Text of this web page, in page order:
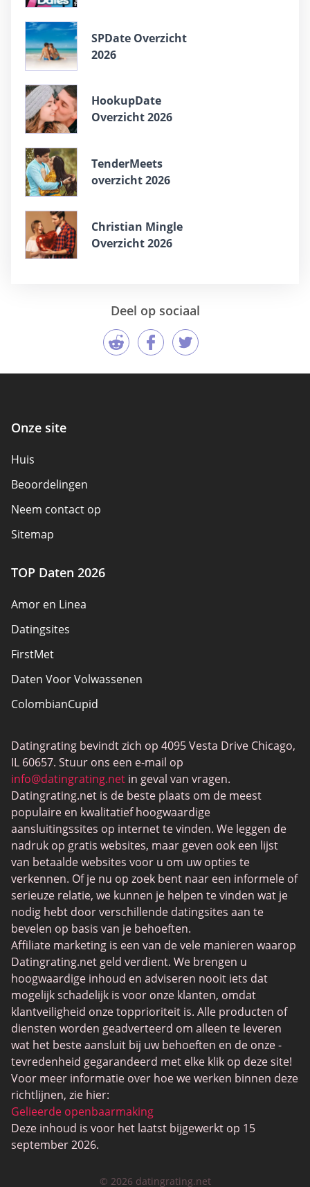
SPDate Overzicht
2026
HookupDate
Overzicht 2026
TenderMeets
overzicht 2026
Christian Mingle
Overzicht 2026
Deel op sociaal
Onze site
Huis
Beoordelingen
Neem contact op
Sitemap
TOP Daten 2026
Amor en Linea
Datingsites
FirstMet
Daten Voor Volwassenen
ColombianCupid
MeetMindful
BDSM Dating
BBPeopleMeet
Sugar Daddy-sites
JPeopleMeet
Trans Daten
Senior Datingsites
MijnLOL
Gay Dating
Lesbische Dating
Black Dating Sites
SugarDaddyMeet
LatinAmericanCupid
CatholicMatch
Datingrating bevindt zich op 4095 Vesta Drive Chicago,
IL 60657. Stuur ons een e-mail op
info@datingrating.net in geval van vragen.
Datingrating.net is de beste plaats om de meest
populaire en kwalitatief hoogwaardige
aansluitingssites op internet te vinden. We leggen de
nadruk op gratis websites, maar geven ook een lijst
van betaalde websites voor u om uw opties te
verkennen. Of je nu op zoek bent naar een informele of
serieuze relatie, we kunnen je helpen te vinden wat je
nodig hebt door verschillende datingsites aan te
bevelen op basis van je behoeften.
Affiliate marketing is een van de vele manieren waarop
Datingrating.net geld verdient. We brengen u
hoogwaardige inhoud en adviseren nooit iets dat
mogelijk schadelijk is voor onze klanten, omdat
klantveiligheid onze topprioriteit is. Alle producten of
diensten worden geadverteerd om alleen te leveren
wat het beste aansluit bij uw behoeften en de onze -
tevredenheid gegarandeerd met elke klik op deze site!
Voor meer informatie over hoe we werken binnen deze
richtlijnen, zie hier:
Gelieerde openbaarmaking
Deze inhoud is voor het laatst bijgewerkt op 15
september 2026.
© 2026 datingrating.net